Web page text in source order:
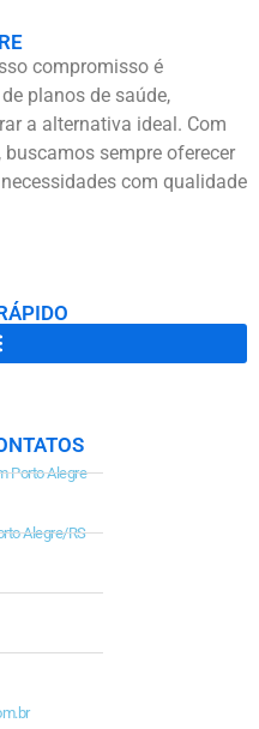
compromisso é
planos de saúde,
a alternativa ideal. Com
sempre oferecer
com qualidade
Porto Alegre
Alegre/RS